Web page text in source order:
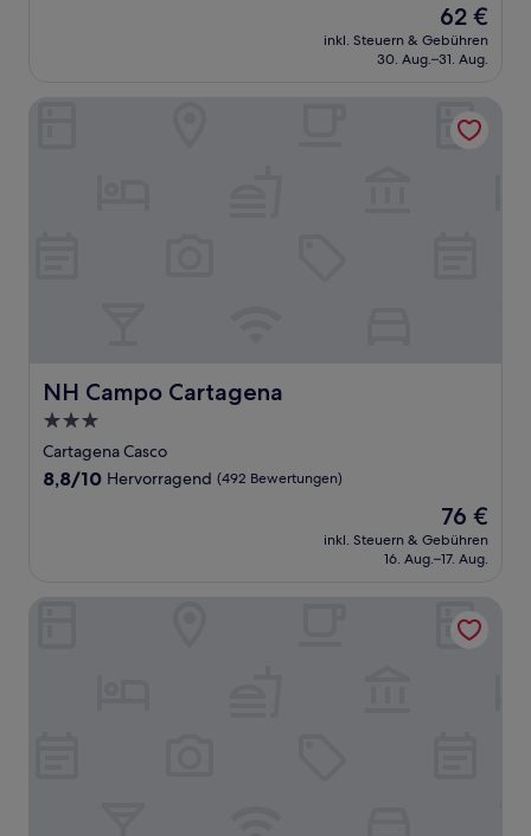
Der
Preis
beträgt
62 €
inkl. Steuern & Gebühren
30. Aug.–31. Aug.
NH Campo Cartagena
NH Campo Cartagena
3.0-
Sterne-
Unterkunft
Cartagena Casco
8.8
8,8/10 Hervorragend (492 Bewertungen)
Der
Preis
beträgt
76 €
inkl. Steuern & Gebühren
16. Aug.–17. Aug.